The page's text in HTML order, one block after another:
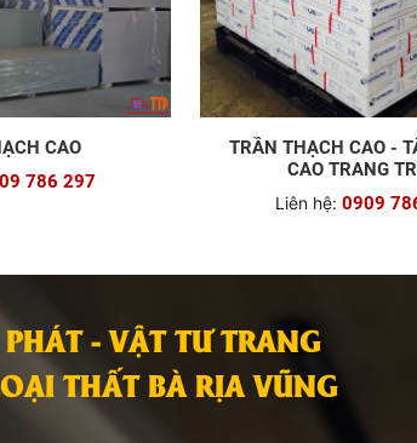
CAO
786 297
TRẦN THẠCH CAO -
CAO TRANG
Liên hệ: 0909
- VẬT TƯ TRANG
THẤT BÀ RỊA VŨNG